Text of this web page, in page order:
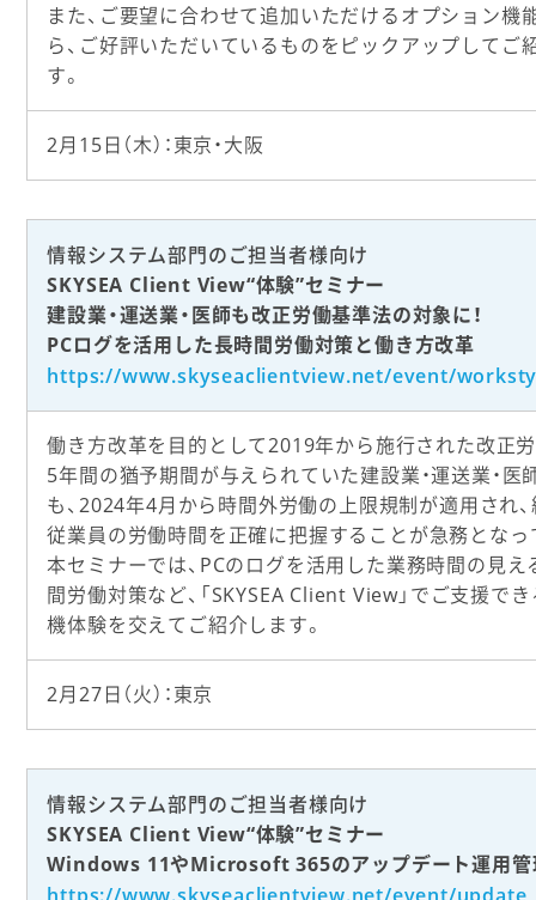
また、ご要望に合わせて追加いただけるオプション機
ら、ご好評いただいているものをピックアップしてご
す。
2月15日（木）：東京・大阪
情報システム部門のご担当者様向け
SKYSEA Client View“体験”セミナー
建設業・運送業・医師も改正労働基準法の対象に！
PCログを活用した長時間労働対策と働き方改革
https://www.skyseaclientview.net/event/
働き方改革を目的として2019年から施行された改正
5年間の猶予期間が与えられていた建設業・運送業・医
も、2024年4月から時間外労働の上限規制が適用され
従業員の労働時間を正確に把握することが急務となっ
本セミナーでは、PCのログを活用した業務時間の見え
間労働対策など、「SKYSEA Client View」でご支援でき
機体験を交えてご紹介します。
2月27日（火）：東京
情報システム部門のご担当者様向け
SKYSEA Client View“体験”セミナー
Windows 11やMicrosoft 365のアップデート運用管
https://www.skyseaclientview.net/event/